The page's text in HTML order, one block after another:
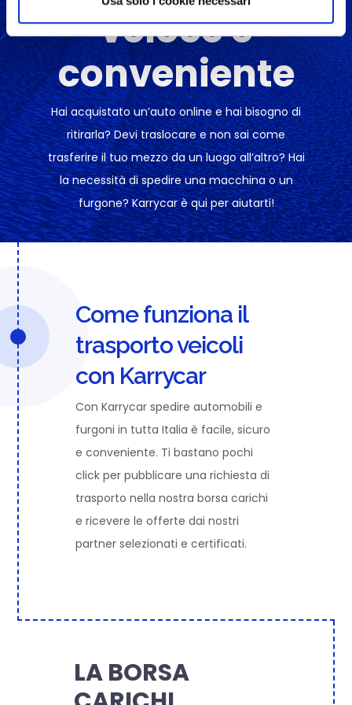
veloce e
conveniente
Hai acquistato un’auto online e hai bisogno di
ritirarla? Devi traslocare e non sai come
trasferire il tuo mezzo da un luogo all’altro? Hai
la necessità di spedire una macchina o un
furgone? Karrycar è qui per aiutarti!
Come funziona il
trasporto veicoli
con Karrycar
Con Karrycar spedire automobili e
furgoni in tutta Italia è facile, sicuro
e conveniente. Ti bastano pochi
click per pubblicare una richiesta di
trasporto nella nostra borsa carichi
e ricevere le offerte dai nostri
partner selezionati e certificati.
LA BORSA